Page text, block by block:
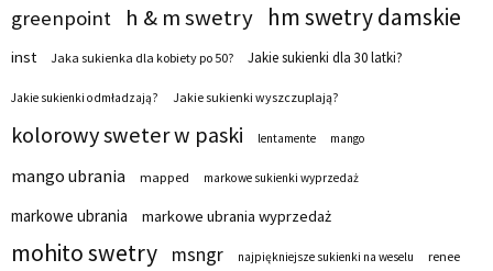
greenpoint h & m swetry hm swetry damskie
inst Jaka sukienka dla kobiety po 50? Jakie sukienki dla 30 latki?
Jakie sukienki odmładzają? Jakie sukienki wyszczuplają?
kolorowy sweter w paski lentamente mango
mango ubrania mapped markowe sukienki wyprzedaż
markowe ubrania markowe ubrania wyprzedaż
mohito swetry msngr najpiękniejsze sukienki na weselu renee